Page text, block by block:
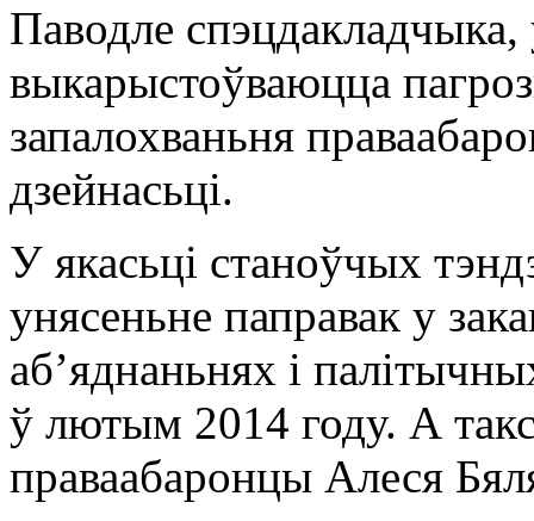
Паводле
выкарыстоўваюцца
запалохваньня
дзейнасьці.
У якасьці станоўчых
унясеньне паправак у
аб’яднаньнях і
ў лютым 2014 году. А
праваабаронцы Алеся